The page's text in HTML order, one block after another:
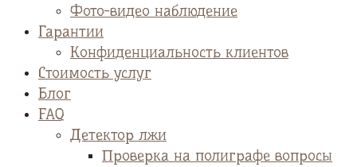
Фото-видео наблюдение
Гарантии
Конфиденциальность клиентов
Стоимость услуг
Блог
FAQ
Детектор лжи
Проверка на полиграфе вопросы